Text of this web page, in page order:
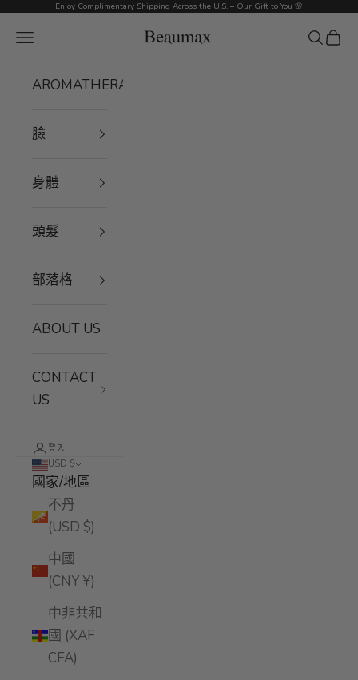
跳至內容 Enjoy Complimentary Shipping Across the U.S. – Our Gift to You 🌸
Beaumax
選單 搜尋購物
AROMATHERAPY
臉
身體
頭髮
部落格
ABOUT US
CONTACT
US
登入
USD $
國家/地區
不丹
(USD $)
中國
(CNY ¥)
中非共和
國 (XAF
CFA)